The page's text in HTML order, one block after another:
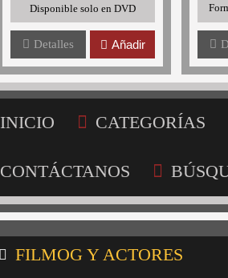
Disponible solo en DVD
Detalles Añadir
INICIO CATEGORÍAS
CONTÁCTANOS
FILMOG Y ACTORES